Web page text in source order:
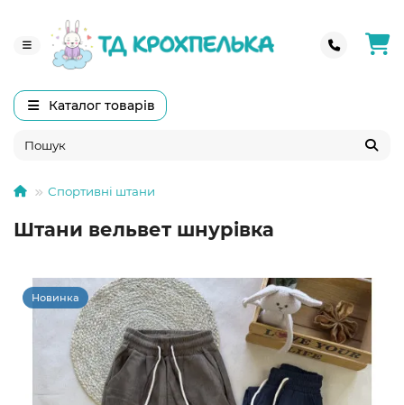
Каталог товарів
Спортивні штани
Штани вельвет шнурівка
Новинка